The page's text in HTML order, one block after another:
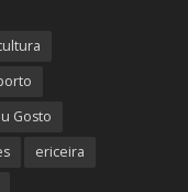
Gosto
ericeira